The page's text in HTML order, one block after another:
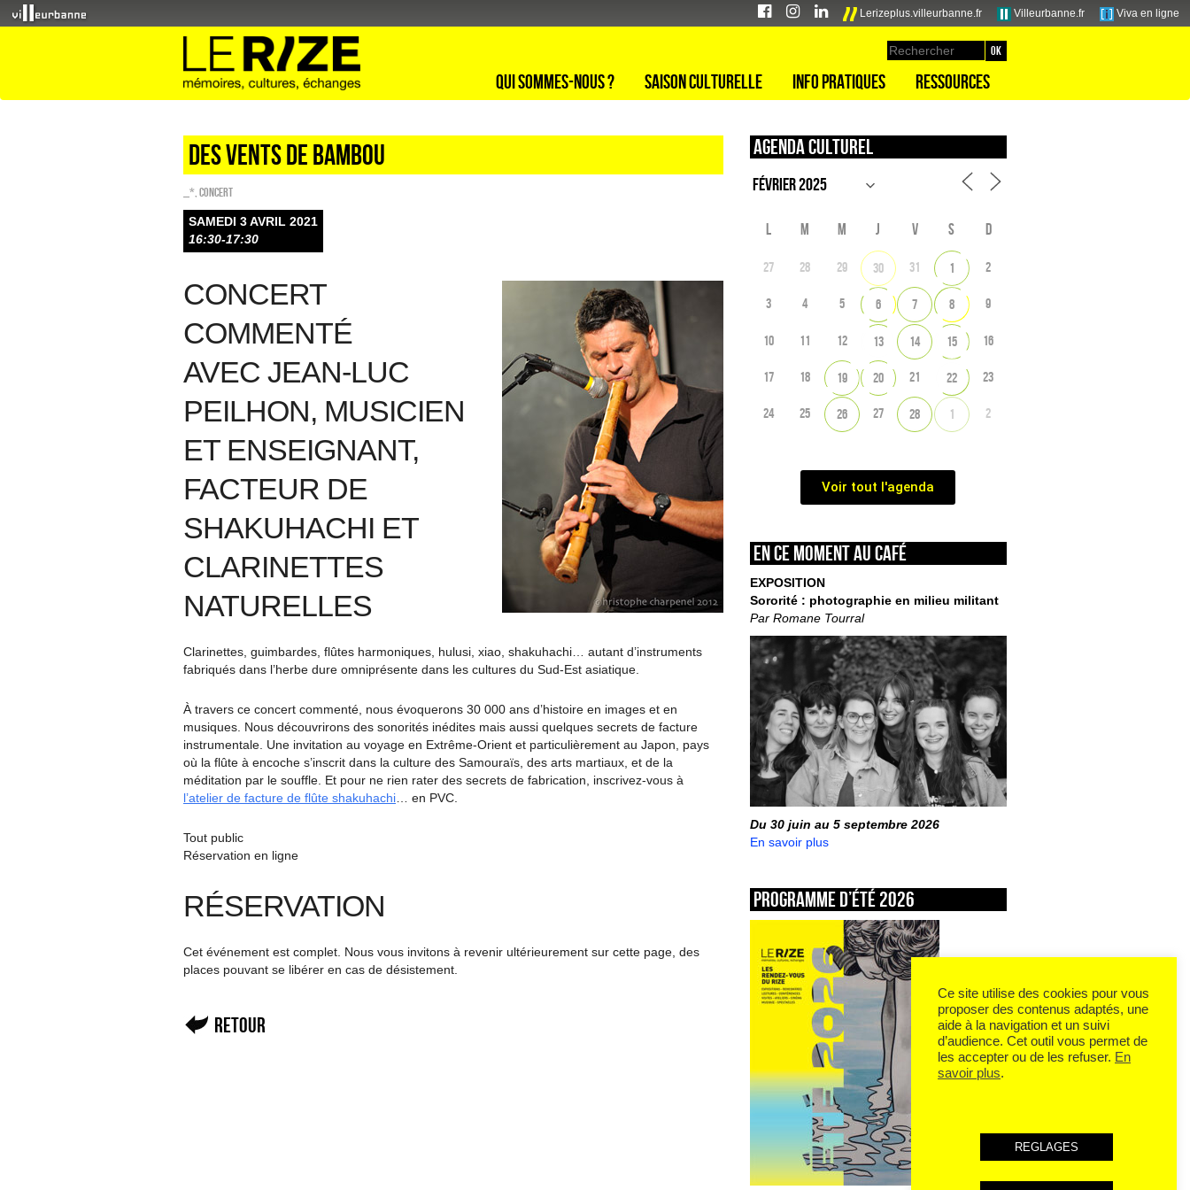
Lerizeplus.villeurbanne.fr Villeurbanne.fr Viva en ligne
Qui sommes-nous ? Saison culturelle Info pratiques Ressources
Des vents de bambou
_* Concert
SAMEDI 3 AVRIL 2021
16:30-17:30
CONCERT
COMMENTÉ
AVEC JEAN-LUC
PEILHON, MUSICIEN
ET ENSEIGNANT,
FACTEUR DE
SHAKUHACHI ET
CLARINETTES
NATURELLES
Clarinettes, guimbardes, flûtes harmoniques, hulusi, xiao, shakuhachi… autant d’instruments
fabriqués dans l’herbe dure omniprésente dans les cultures du Sud-Est asiatique.
À travers ce concert commenté, nous évoquerons 30 000 ans d’histoire en images et en
musiques. Nous découvrirons des sonorités inédites mais aussi quelques secrets de facture
instrumentale. Une invitation au voyage en Extrême-Orient et particulièrement au Japon, pays
où la flûte à encoche s’inscrit dans la culture des Samouraïs, des arts martiaux, et de la
méditation par le souffle. Et pour ne rien rater des secrets de fabrication, inscrivez-vous à
l’atelier de facture de flûte shakuhachi … en PVC.
Tout public
Réservation en ligne
RÉSERVATION
Cet événement est complet. Nous vous invitons à revenir ultérieurement sur cette page, des
places pouvant se libérer en cas de désistement.
Retour
Agenda culturel
L M M J V S D
27 28 29 30 31 1 2
3 4 5 6 7 8 9
10 11 12 13 14 15 16
17 18 19 20 21 22 23
24 25 26 27 28 1 2
Voir tout l'agenda
En ce moment au café
EXPOSITION
Sororité : photographie en milieu militant
Par Romane Tourral
Du 30 juin au 5 septembre 2026
En savoir plus
Programme d’été 2026
Ce site utilise des cookies pour vous
proposer des contenus adaptés, une
aide à la navigation et un suivi
d’audience. Cet outil vous permet de
les accepter ou de les refuser. En
savoir plus.
REGLAGES